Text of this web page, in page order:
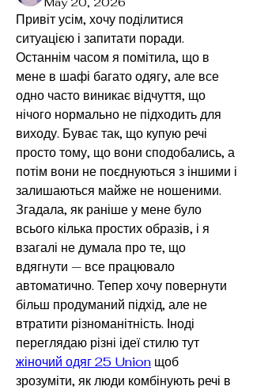
Привіт усім, хочу поділитися
ситуацією і запитати поради.
Останнім часом я помітила, що в
мене в шафі багато одягу, але все
одно часто виникає відчуття, що
нічого нормально не підходить для
виходу. Буває так, що купую речі
просто тому, що вони сподобались, а
потім вони не поєднуються з іншими і
залишаються майже не ношеними.
Згадала, як раніше у мене було
всього кілька простих образів, і я
взагалі не думала про те, що
вдягнути — все працювало
автоматично. Тепер хочу повернути
більш продуманий підхід, але не
втратити різноманітність. Іноді
жіночий одяг 25 Union щоб
зрозуміти, як люди комбінують речі в